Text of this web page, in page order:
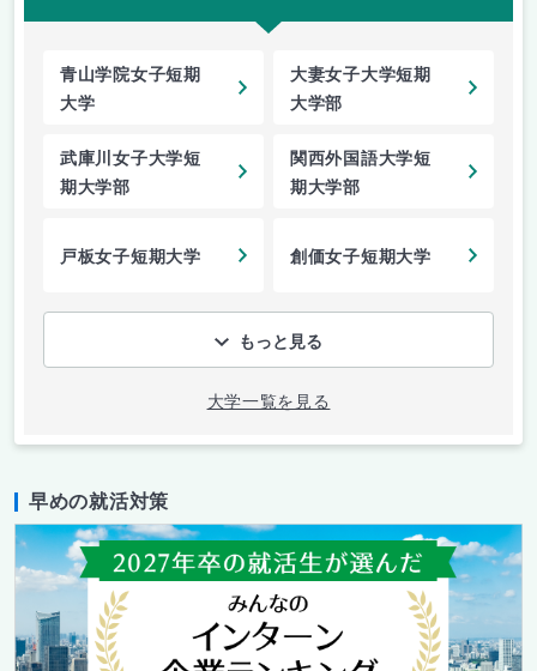
青山学院女子短期
大学
大妻女子大学短期
大学部
武庫川女子大学短
期大学部
関西外国語大学短
期大学部
戸板女子短期大学 創価女子短期大学
もっと見る
大学一覧を見る
早めの就活対策